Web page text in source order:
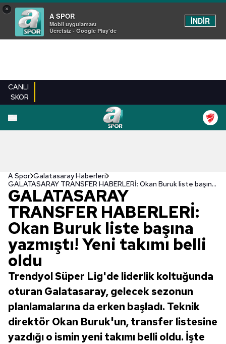
×
A SPOR
Mobil uygulaması
Ücretsiz - Google Play'de
İNDİR
CANLI
SKOR
A Spor Galatasaray Haberleri
GALATASARAY TRANSFER HABERLERİ: Okan Buruk liste başına yazmıştı! Yeni takımı belli oldu
GALATASARAY
TRANSFER HABERLERİ:
Okan Buruk liste başına
yazmıştı! Yeni takımı belli
oldu
Trendyol Süper Lig'de liderlik koltuğunda
oturan Galatasaray, gelecek sezonun
planlamalarına da erken başladı. Teknik
direktör Okan Buruk'un, transfer listesine
yazdığı o ismin yeni takımı belli oldu. İşte